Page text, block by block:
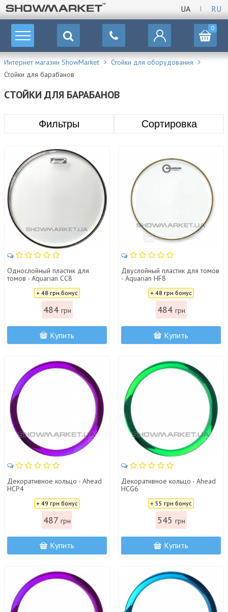
UA RU
0
Интернет магазин ShowMarket
Стойки для оборудования
Стойки для барабанов
СТОЙКИ ДЛЯ БАРАБАНОВ
Фильтры Сортировка
Однослойный пластик для
томов - Aquarian СС8
+ 48 грн бонус
484 грн
Купить
Двуслойный пластик для томов
- Aquarian HF8
+ 48 грн бонус
484 грн
Купить
Декоративное кольцо - Ahead
HCP4
+ 49 грн бонус
487 грн
Купить
Декоративное кольцо - Ahead
HCG6
+ 55 грн бонус
545 грн
Купить